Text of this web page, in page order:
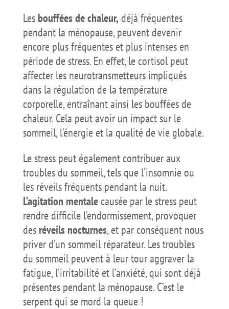
Lesbouffées de chaleur, déjà fréquentes
pendant la ménopause, peuvent devenir
encore plus fréquentes et plus intenses en
période de stress. En effet, le cortisol peut
affecter les neurotransmetteurs impliqués
dans la régulation de la température
corporelle, entraînant ainsi les bouffées de
chaleur. Cela peut avoir un impact sur le
sommeil, l’énergie et la qualité de vie globale.
Le stress peut également contribuer aux
troubles du sommeil, tels que l’insomnie ou
les réveils fréquents pendant la nuit.
L’agitation mentalecausée par le stress peut
rendre difficile l’endormissement, provoquer
des réveils nocturnes, et par conséquent nous
priver d’un sommeil réparateur. Les troubles
du sommeil peuvent à leur tour aggraver la
fatigue, l’irritabilité et l’anxiété, qui sont déjà
présentes pendant la ménopause. C’est le
serpent qui se mord la queue !